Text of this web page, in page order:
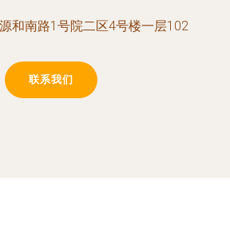
和南路1号院二区4号楼一层102
联系我们